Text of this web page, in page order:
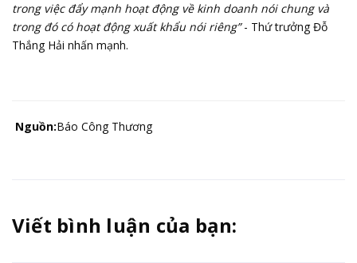
trong việc đẩy mạnh hoạt động về kinh doanh nói chung và
trong đó có hoạt động xuất khẩu nói riêng”- Thứ trưởng Đỗ
Thắng Hải nhấn mạnh.
Nguồn:Báo Công Thương
Viết bình luận của bạn: